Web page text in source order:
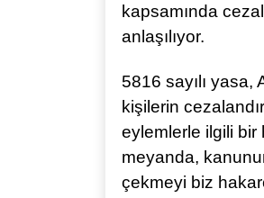
kapsamında
anlaşılıyor.
5816 sayılı yasa,
kişilerin
eylemlerle ilgili bir
meyanda,
çekmeyi biz